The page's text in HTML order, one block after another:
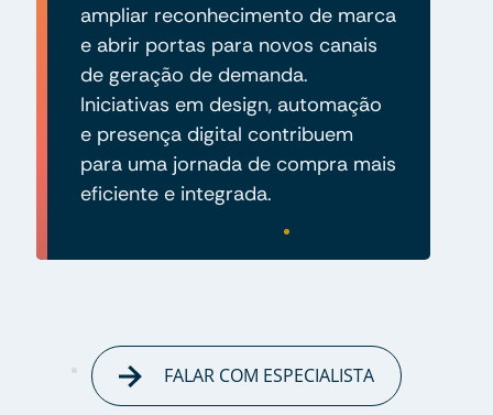
ampliar reconhecimento de marca
e abrir portas para novos canais
de geração de demanda.
Iniciativas em design, automação
e presença digital contribuem
para uma jornada de compra mais
eficiente e integrada.
FALAR COM ESPECIALISTA